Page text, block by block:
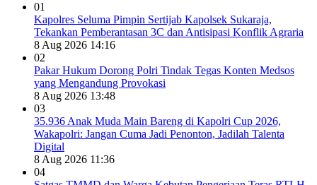
01
Kapolres Seluma Pimpin Sertijab Kapolsek Sukaraja,
Tekankan Pemberantasan 3C dan Antisipasi Konflik Agraria
8 Aug 2026 14:16
02
Pakar Hukum Dorong Polri Tindak Tegas Konten Medsos
yang Mengandung Provokasi
8 Aug 2026 13:48
03
35.936 Anak Muda Main Bareng di Kapolri Cup 2026,
Wakapolri: Jangan Cuma Jadi Penonton, Jadilah Talenta
Digital
8 Aug 2026 11:36
04